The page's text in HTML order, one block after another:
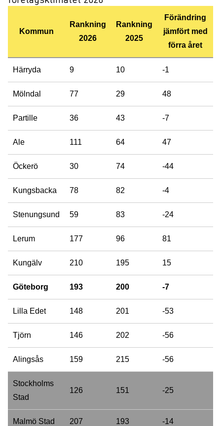
Kommun
Rankning
2026
Rankning
2025
Förändring
jämfört med
förra året
Härryda 9 10 -1
Mölndal 77 29 48
Partille 36 43 -7
Ale 111 64 47
Öckerö 30 74 -44
Kungsbacka 78 82 -4
Stenungsund 59 83 -24
Lerum 177 96 81
Kungälv 210 195 15
Göteborg 193 200 -7
Lilla Edet 148 201 -53
Tjörn 146 202 -56
Alingsås 159 215 -56
Stockholms
Stad
126 151 -25
Malmö Stad 207 193 -14